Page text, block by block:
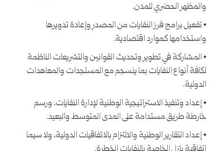
والمظهر الحضري للمدن.
• تفعيل برامج فرز النفايات من المصدر وإعادة تدويرها
واستخدامها كموارد اقتصادية.
• المشاركة في تطوير وتحديث القوانين والتشريعات الناظمة
لكافة أنواع النفايات بما ينسجم مع المستجدات والمعاهدات
الدولية.
• إعداد وتنفيذ الاستراتيجية الوطنية لإدارة النفايات، ورسم
خارطة طريق مستدامة على المدى المتوسط والبعيد.
• إعداد التقارير الوطنية والالتزام بالاتفاقيات الدولية، ولا سيما